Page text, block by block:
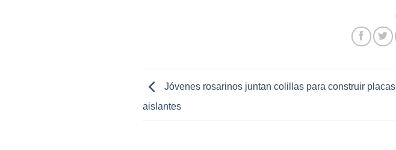
Jóvenes rosarinos juntan colillas para construir placas
aislantes